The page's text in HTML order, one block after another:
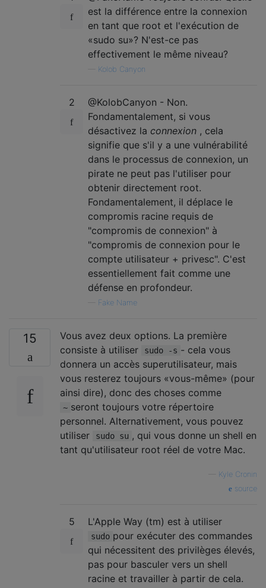
est la différence entre la connexion
en tant que root et l'exécution de
«sudo su»? N'est-ce pas
effectivement le même niveau?
Kolob Canyon
2
@KolobCanyon - Non.
Fondamentalement, si vous
désactivez la connexion , cela
signifie que s'il y a une vulnérabilité
dans le processus de connexion, un
pirate ne peut pas l'utiliser pour
obtenir directement root.
Fondamentalement, il déplace le
compromis racine requis de
"compromis de connexion" à
"compromis de connexion pour le
compte utilisateur + privesc". C'est
essentiellement fait comme une
défense en profondeur.
Fake Name
15
Vous avez deux options. La première
consiste à utiliser
sudo -s - cela vous
donnera un accès superutilisateur, mais
vous resterez toujours «vous-même» (pour
ainsi dire), donc des choses comme
~ seront toujours votre répertoire
personnel. Alternativement, vous pouvez
utiliser
sudo su , qui vous donne un shell en
tant qu'utilisateur root réel de votre Mac.
Kyle Cronin
source
5 L'Apple Way (tm) est à utiliser
sudo pour exécuter des commandes
qui nécessitent des privilèges élevés,
pas pour basculer vers un shell
racine et travailler à partir de cela.